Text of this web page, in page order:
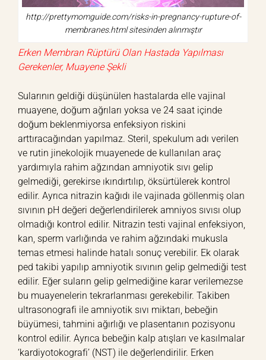
http://prettymomguide.com/risks-in-pregnancy-rupture-of-
membranes.html sitesinden alınmıştır
Erken Membran Rüptürü Olan Hastada Yapılması
Gerekenler, Muayene Şekli
Sularının geldiği düşünülen hastalarda elle vajinal
muayene, doğum ağrıları yoksa ve 24 saat içinde
doğum beklenmiyorsa enfeksiyon riskini
arttıracağından yapılmaz. Steril, spekulum adı verilen
ve rutin jinekolojik muayenede de kullanılan araç
yardımıyla rahim ağzından amniyotik sıvı gelip
gelmediği, gerekirse ıkındırtılıp, öksürtülerek kontrol
edilir. Ayrıca nitrazin kağıdı ile vajinada göllenmiş olan
sıvının pH değeri değerlendirilerek amniyos sıvısı olup
olmadığı kontrol edilir. Nitrazin testi vajinal enfeksiyon,
kan, sperm varlığında ve rahim ağzındaki mukusla
temas etmesi halinde hatalı sonuç verebilir. Ek olarak
ped takibi yapılıp amniyotik sıvının gelip gelmediği test
edilir. Eğer suların gelip gelmediğine karar verilemezse
bu muayenelerin tekrarlanması gerekebilir. Takiben
ultrasonografi ile amniyotik sıvı miktarı, bebeğin
büyümesi, tahmini ağırlığı ve plasentanın pozisyonu
kontrol edilir. Ayrıca bebeğin kalp atışları ve kasılmalar
‘kardiyotokografi’ (NST) ile değerlendirilir. Erken